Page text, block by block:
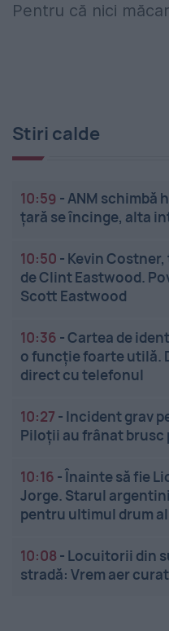
Pentru că nici
Stiri calde
10:59 -ANM schimbă
țară se încinge, alta
10:50 - Kevin
de Clint Eastwood.
Scott Eastwood
10:36 -Cartea de
o funcție foarte utilă.
direct cu telefonul
10:27 - Incident grav
Piloții au frânat brusc
10:16 -Înainte să fie
Jorge. Starul
pentru ultimul drum
10:08 - Locuitorii din
stradă: Vrem aer curat